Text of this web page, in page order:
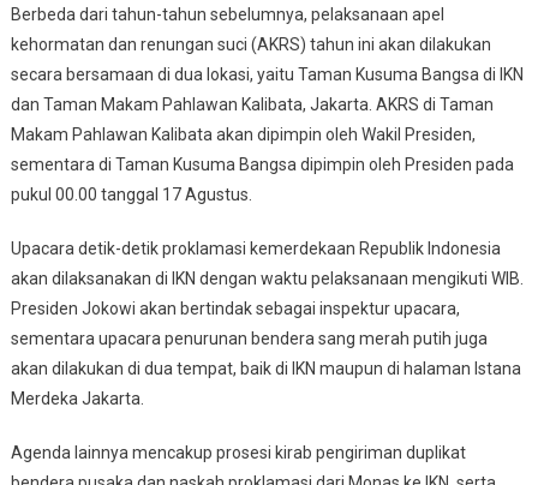
Berbeda dari tahun-tahun sebelumnya, pelaksanaan apel
kehormatan dan renungan suci (AKRS) tahun ini akan dilakukan
secara bersamaan di dua lokasi, yaitu Taman Kusuma Bangsa di IKN
dan Taman Makam Pahlawan Kalibata, Jakarta. AKRS di Taman
Makam Pahlawan Kalibata akan dipimpin oleh Wakil Presiden,
sementara di Taman Kusuma Bangsa dipimpin oleh Presiden pada
pukul 00.00 tanggal 17 Agustus.
Upacara detik-detik proklamasi kemerdekaan Republik Indonesia
akan dilaksanakan di IKN dengan waktu pelaksanaan mengikuti WIB.
Presiden Jokowi akan bertindak sebagai inspektur upacara,
sementara upacara penurunan bendera sang merah putih juga
akan dilakukan di dua tempat, baik di IKN maupun di halaman Istana
Merdeka Jakarta.
Agenda lainnya mencakup prosesi kirab pengiriman duplikat